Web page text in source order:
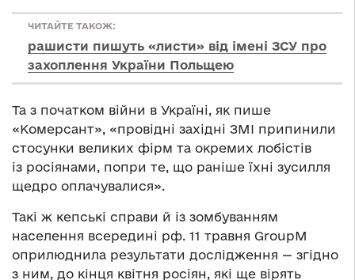
ЧИТАЙТЕ ТАКОЖ:
рашисти пишуть «листи» від імені ЗСУ про
захоплення України Польщею
Та з початком війни в Україні, як пише
«Комерсант», «провідні західні ЗМІ припинили
стосунки великих фірм та окремих лобістів
із росіянами, попри те, що раніше їхні зусилля
щедро оплачувалися».
Такі ж кепські справи й із зомбуванням
населення всередині рф. 11 травня GroupM
оприлюднила результати дослідження — згідно
з ним, до кінця квітня росіян, які ще вірять